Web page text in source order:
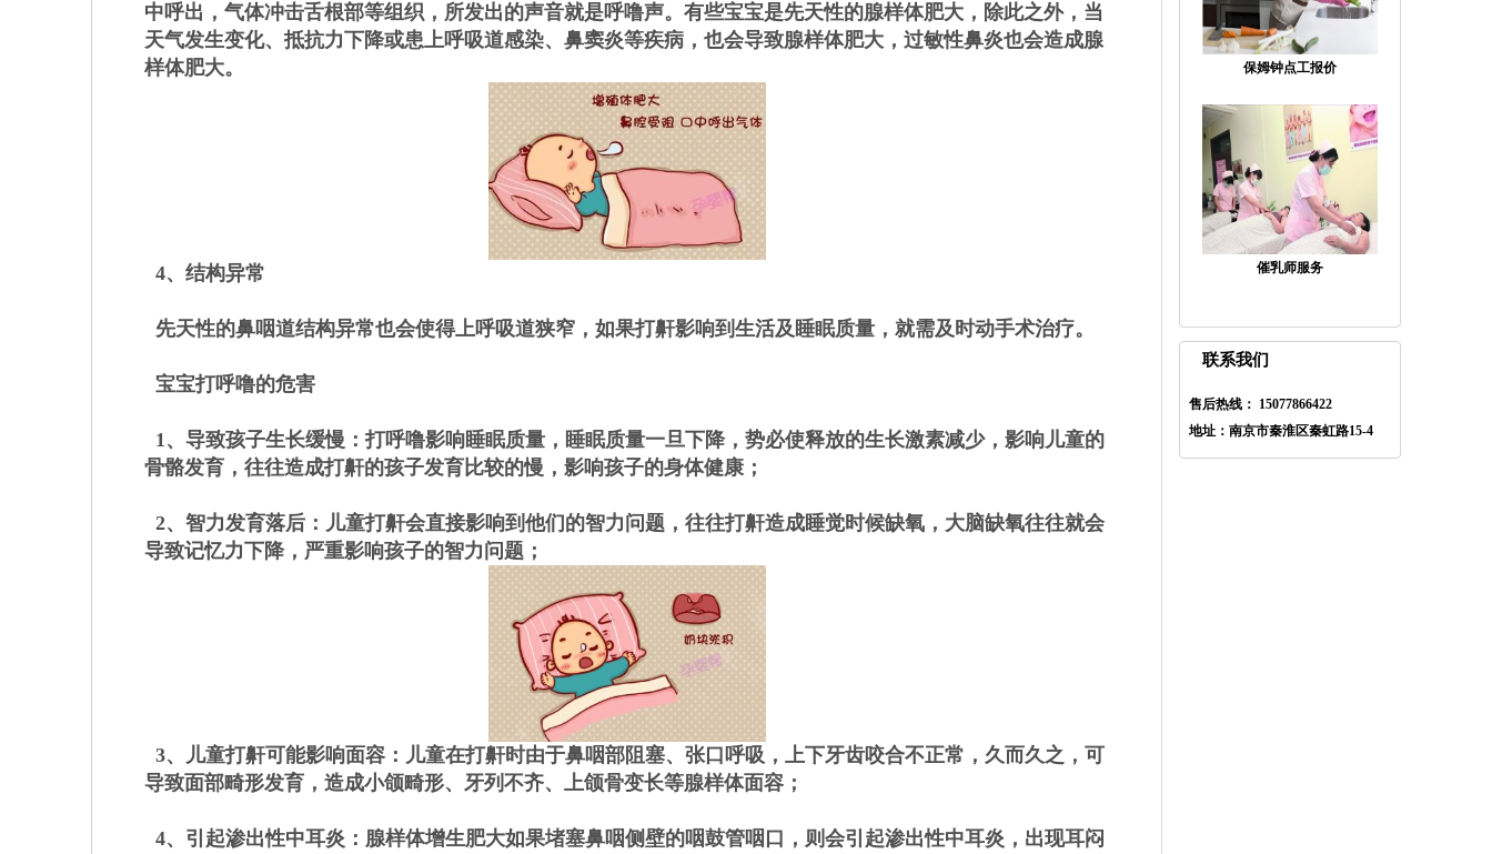
保姆钟点工报价
催乳师服务
联系我们
售后热线： 15077866422
地址：南京市秦淮区秦虹路15-4
中呼出，气体冲击舌根部等组织，所发出的声音就是呼噜声。有些宝宝是先天性的腺样体肥大，除此之外，当
天气发生变化、抵抗力下降或患上呼吸道感染、鼻窦炎等疾病，也会导致腺样体肥大，过敏性鼻炎也会造成腺
样体肥大。
4、结构异常
先天性的鼻咽道结构异常也会使得上呼吸道狭窄，如果打鼾影响到生活及睡眠质量，就需及时动手术治疗。
宝宝打呼噜的危害
1、导致孩子生长缓慢：打呼噜影响睡眠质量，睡眠质量一旦下降，势必使释放的生长激素减少，影响儿童的
骨骼发育，往往造成打鼾的孩子发育比较的慢，影响孩子的身体健康；
2、智力发育落后：儿童打鼾会直接影响到他们的智力问题，往往打鼾造成睡觉时候缺氧，大脑缺氧往往就会
导致记忆力下降，严重影响孩子的智力问题；
3、儿童打鼾可能影响面容：儿童在打鼾时由于鼻咽部阻塞、张口呼吸，上下牙齿咬合不正常，久而久之，可
导致面部畸形发育，造成小颌畸形、牙列不齐、上颌骨变长等腺样体面容；
4、引起渗出性中耳炎：腺样体增生肥大如果堵塞鼻咽侧壁的咽鼓管咽口，则会引起渗出性中耳炎，出现耳闷